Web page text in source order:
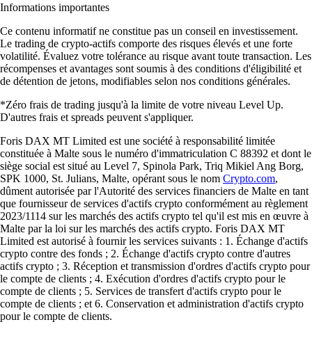
Informations importantes
Ce contenu informatif ne constitue pas un conseil en investissement.
Le trading de crypto-actifs comporte des risques élevés et une forte
volatilité. Évaluez votre tolérance au risque avant toute transaction. Les
récompenses et avantages sont soumis à des conditions d'éligibilité et
de détention de jetons, modifiables selon nos conditions générales.
*Zéro frais de trading jusqu'à la limite de votre niveau Level Up.
D'autres frais et spreads peuvent s'appliquer.
Foris DAX MT Limited est une société à responsabilité limitée
constituée à Malte sous le numéro d'immatriculation C 88392 et dont le
siège social est situé au Level 7, Spinola Park, Triq Mikiel Ang Borg,
SPK 1000, St. Julians, Malte, opérant sous le nom Crypto.com,
dûment autorisée par l'Autorité des services financiers de Malte en tant
que fournisseur de services d'actifs crypto conformément au règlement
2023/1114 sur les marchés des actifs crypto tel qu'il est mis en œuvre à
Malte par la loi sur les marchés des actifs crypto. Foris DAX MT
Limited est autorisé à fournir les services suivants : 1. Échange d'actifs
crypto contre des fonds ; 2. Échange d'actifs crypto contre d'autres
actifs crypto ; 3. Réception et transmission d'ordres d'actifs crypto pour
le compte de clients ; 4. Exécution d'ordres d'actifs crypto pour le
compte de clients ; 5. Services de transfert d'actifs crypto pour le
compte de clients ; et 6. Conservation et administration d'actifs crypto
pour le compte de clients.